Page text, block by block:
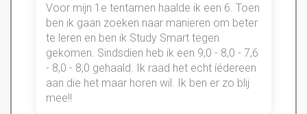
Voor mijn 1e tentamen haalde ik een 6. Toen
ben ik gaan zoeken naar manieren om beter
te leren en ben ik Study Smart tegen
gekomen. Sindsdien heb ik een 9,0 - 8,0 - 7,6
- 8,0 - 8,0 gehaald. Ik raad het echt íédereen
aan die het maar horen wil. Ik ben er zo blij
mee!!